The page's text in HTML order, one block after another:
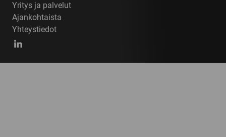
Yritys ja palvelut
Ajankohtaista
Yhteystiedot